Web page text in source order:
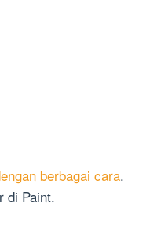
berbagai cara.
di Paint.